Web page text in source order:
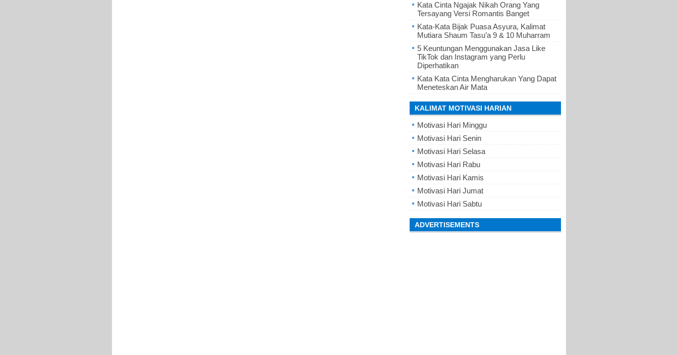
Kata Cinta Ngajak Nikah Orang Yang
Tersayang Versi Romantis Banget
Kata-Kata Bijak Puasa Asyura, Kalimat
Mutiara Shaum Tasu’a 9 & 10 Muharram
5 Keuntungan Menggunakan Jasa Like
TikTok dan Instagram yang Perlu
Diperhatikan
Kata Kata Cinta Mengharukan Yang Dapat
Meneteskan Air Mata
KALIMAT MOTIVASI HARIAN
Motivasi Hari Minggu
Motivasi Hari Senin
Motivasi Hari Selasa
Motivasi Hari Rabu
Motivasi Hari Kamis
Motivasi Hari Jumat
Motivasi Hari Sabtu
ADVERTISEMENTS